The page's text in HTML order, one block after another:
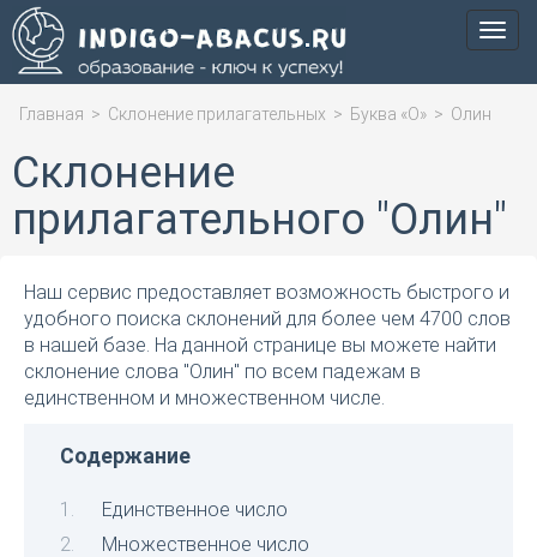
Меню
Главная > Склонение прилагательных > Буква «О» > Олин
Склонение
прилагательного "Олин"
Наш сервис предоставляет возможность быстрого и
удобного поиска склонений для более чем 4700 слов
в нашей базе. На данной странице вы можете найти
склонение слова "Олин" по всем падежам в
единственном и множественном числе.
Содержание
Единственное число
Множественное число